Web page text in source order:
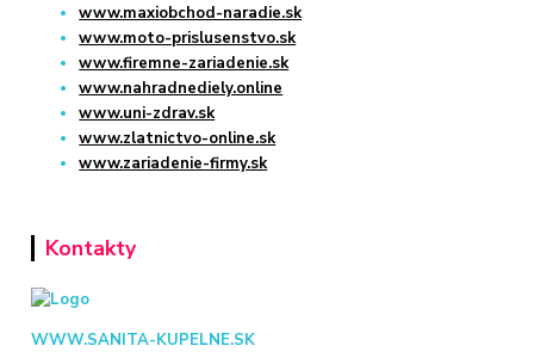
www.maxiobchod-naradie.sk
www.moto-prislusenstvo.sk
www.firemne-zariadenie.sk
www.nahradnediely.online
www.uni-zdrav.sk
www.zlatnictvo-online.sk
www.zariadenie-firmy.sk
Kontakty
WWW.SANITA-KUPELNE.SK